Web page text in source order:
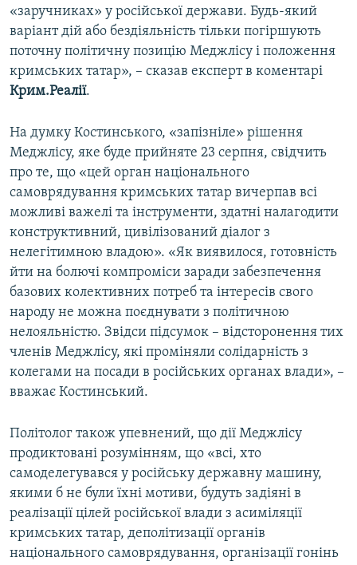
«заручниках» у російської держави. Будь-який
варіант дій або бездіяльність тільки погіршують
поточну політичну позицію Меджлісу і положення
кримських татар», – сказав експерт в коментарі
Крим.Реалії.
На думку Костинського, «запізніле» рішення
Меджлісу, яке буде прийняте 23 серпня, свідчить
про те, що «цей орган національного
самоврядування кримських татар вичерпав всі
можливі важелі та інструменти, здатні налагодити
конструктивний, цивілізований діалог з
нелегітимною владою». «Як виявилося, готовність
йти на болючі компроміси заради забезпечення
базових колективних потреб та інтересів свого
народу не можна поєднувати з політичною
нелояльністю. Звідси підсумок – відсторонення тих
членів Меджлісу, які проміняли солідарність з
колегами на посади в російських органах влади», –
вважає Костинський.
Політолог також упевнений, що дії Меджлісу
продиктовані розумінням, що «всі, хто
самоделегувався у російську державну машину,
якими б не були їхні мотиви, будуть задіяні в
реалізації цілей російської влади з асиміляції
кримських татар, деполітизації органів
національного самоврядування, організації гонінь